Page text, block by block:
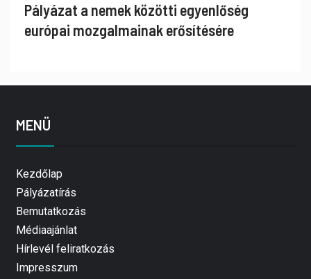
Pályázat a nemek közötti egyenlőség
európai mozgalmainak erősítésére
MENÜ
Kezdőlap
Pályázatírás
Bemutatkozás
Médiaajánlat
Hírlevél feliratkozás
Impresszum